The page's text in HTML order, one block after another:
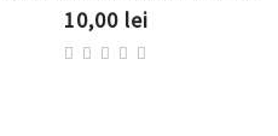
10,00 lei